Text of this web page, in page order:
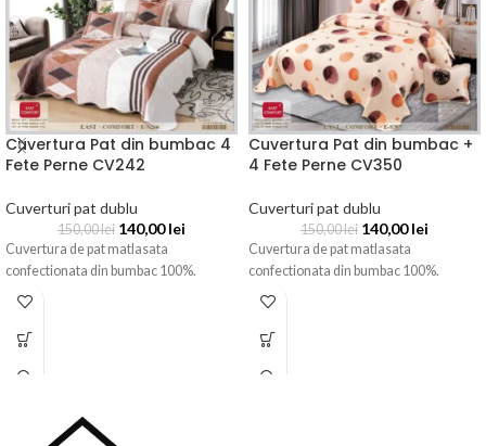
Cuvertura Pat din bumbac 4
Fete Perne CV242
Cuverturi pat dublu
150,00lei 140,00lei
Cuvertura de pat matlasata
confectionata din bumbac 100%.
Cuvertura Pat din bumbac +
4 Fete Perne CV350
Cuverturi pat dublu
150,00lei 140,00lei
Cuvertura de pat matlasata
confectionata din bumbac 100%.